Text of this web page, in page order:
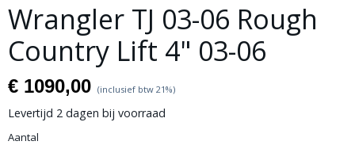
Wrangler TJ 03-06 Rough
Country Lift 4" 03-06
€ 1090,00 (inclusief btw 21%)
Levertijd 2 dagen bij voorraad
Aantal